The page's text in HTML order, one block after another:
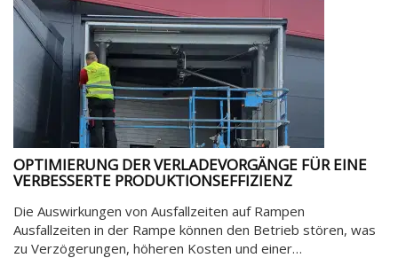
OPTIMIERUNG DER VERLADEVORGÄNGE FÜR EINE
VERBESSERTE PRODUKTIONSEFFIZIENZ
Die Auswirkungen von Ausfallzeiten auf Rampen
Ausfallzeiten in der Rampe können den Betrieb stören, was
zu Verzögerungen, höheren Kosten und einer…